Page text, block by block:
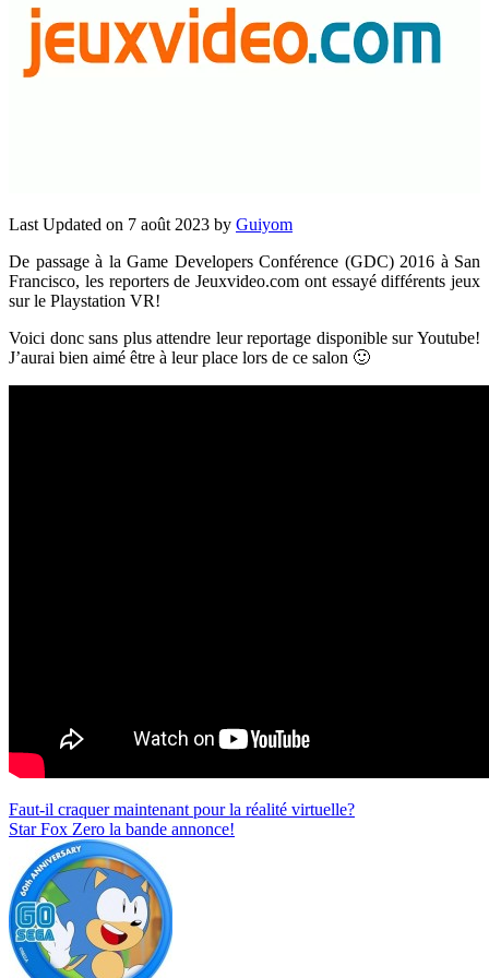
Last Updated on 7 août 2023 by Guiyom
De passage à la Game Developers Conférence (GDC) 2016 à San
Francisco, les reporters de Jeuxvideo.com ont essayé différents jeux
sur le Playstation VR!
Voici donc sans plus attendre leur reportage disponible sur Youtube!
J’aurai bien aimé être à leur place lors de ce salon 🙂
Navigation
de
l’article
Faut-il craquer maintenant pour la réalité virtuelle?
Star Fox Zero la bande annonce!